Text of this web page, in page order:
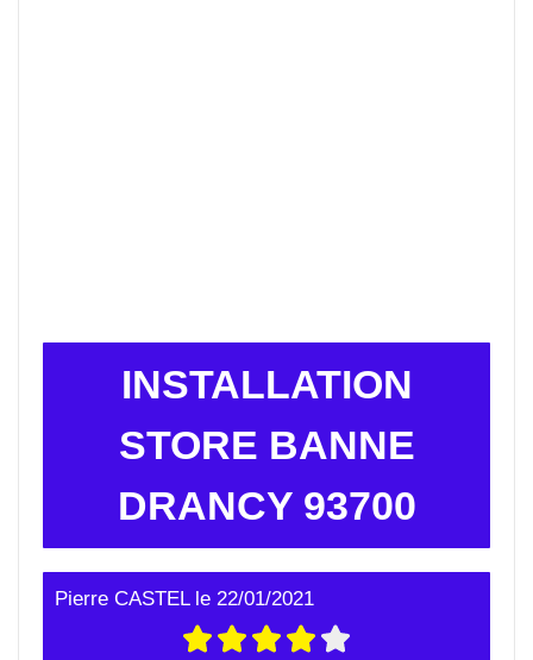
INSTALLATION
STORE BANNE
DRANCY 93700
Pierre CASTELle 22/01/2021